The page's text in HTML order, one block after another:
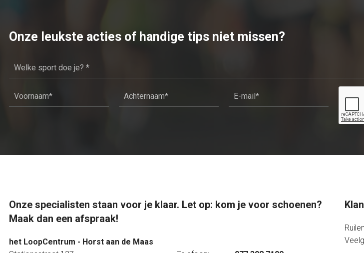
Onze leukste acties of handige tips niet missen?
Onze specialisten staan voor je klaar. Let op: kom je voor schoenen?
Maak dan een afspraak!
het LoopCentrum - Horst aan de Maas